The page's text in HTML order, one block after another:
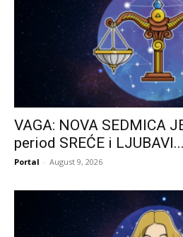
VAGA: NOVA SEDMICA
period SREĆE i LJUBAVI...
Portal - August 9, 2026